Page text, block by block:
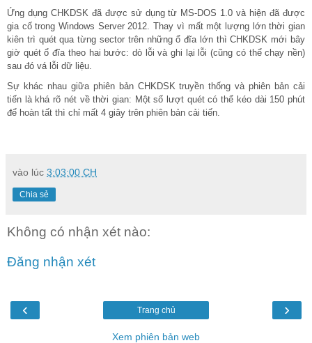
Ứng dụng CHKDSK đã được sử dụng từ MS-DOS 1.0 và hiện đã được
gia cố trong Windows Server 2012. Thay vì mất một lượng lớn thời gian
kiên trì quét qua từng sector trên những ổ đĩa lớn thì CHKDSK mới bây
giờ quét ổ đĩa theo hai bước: dò lỗi và ghi lại lỗi (cũng có thể chạy nền)
sau đó vá lỗi dữ liệu.
Sự khác nhau giữa phiên bản CHKDSK truyền thống và phiên bản cải
tiến là khá rõ nét về thời gian: Một số lượt quét có thể kéo dài 150 phút
để hoàn tất thì chỉ mất 4 giây trên phiên bản cải tiến.
vào lúc 3:03:00 CH
Chia sẻ
Không có nhận xét nào:
Đăng nhận xét
‹ ›
Trang chủ
Xem phiên bản web